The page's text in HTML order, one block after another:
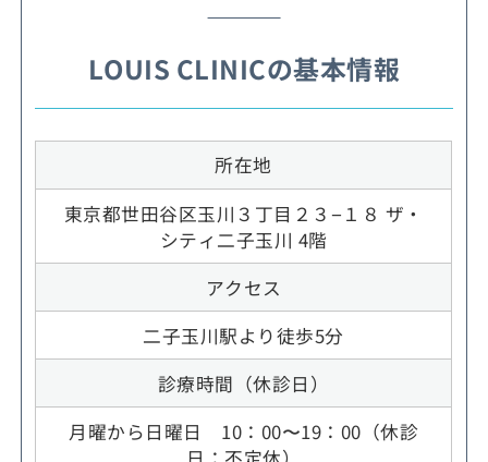
LOUIS CLINICの基本情報
所在地
東京都世田谷区玉川３丁目２３−１８ ザ・
シティ二子玉川 4階
アクセス
二子玉川駅より徒歩5分
診療時間（休診日）
月曜から日曜日 10：00〜19：00（休診